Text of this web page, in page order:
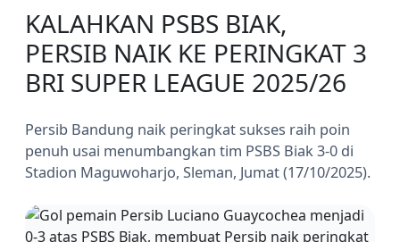
KALAHKAN PSBS BIAK,
PERSIB NAIK KE PERINGKAT 3
BRI SUPER LEAGUE 2025/26
Persib Bandung naik peringkat sukses raih poin
penuh usai menumbangkan tim PSBS Biak 3-0 di
Stadion Maguwoharjo, Sleman, Jumat (17/10/2025).